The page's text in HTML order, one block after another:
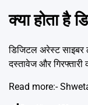
क्या होता है
डिजिटल अरेस्ट साइबर
दस्तावेज और
Read more:-